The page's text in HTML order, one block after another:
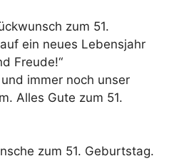
zum 51.
ein neues Lebensjahr
Freude!“
und immer noch unser
Alles Gute zum 51.
zum 51. Geburtstag.